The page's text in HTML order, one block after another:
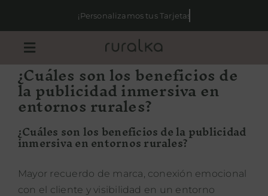
contenido
Toggle
Navigation
TARJETAS REGALO
SAMPLING
¿Cuáles son los beneficios de
la publicidad inmersiva en
entornos rurales?
¿Cuáles son los beneficios de la publicidad
inmersiva en entornos rurales?
Mayor recuerdo de marca, conexión emocional
con el cliente y visibilidad en un entorno